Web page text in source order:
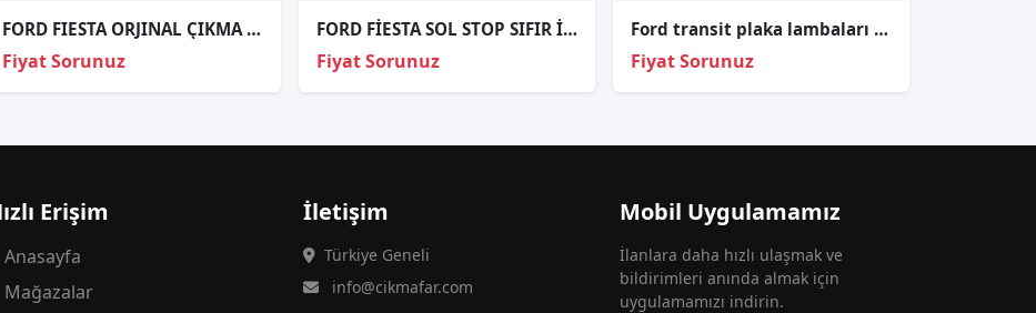
FORD FIESTA ORJINAL ÇIKMA SOL FAR
Fiyat Sorunuz
FORD FİESTA SOL STOP SIFIR İTHAL
Fiyat Sorunuz
Ford transit plaka lambaları çıkma ORJİNAL
Fiyat Sorunuz
Erişim
Anasayfa
Mağazalar
İletişim
Türkiye Geneli
info@cikmafar.com
Mobil Uygulamamız
İlanlara daha hızlı ulaşmak ve
bildirimleri anında almak için
uygulamamızı indirin.